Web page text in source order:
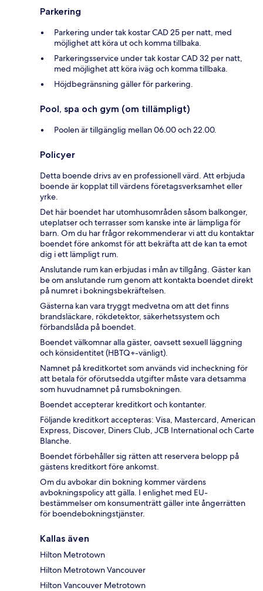
Parkering
Parkering under tak kostar CAD 25 per natt, med
möjlighet att köra ut och komma tillbaka.
Parkeringsservice under tak kostar CAD 32 per natt,
med möjlighet att köra iväg och komma tillbaka.
Höjdbegränsning gäller för parkering.
Pool, spa och gym (om tillämpligt)
Poolen är tillgänglig mellan 06.00 och 22.00.
Policyer
Detta boende drivs av en professionell värd. Att erbjuda
boende är kopplat till värdens företagsverksamhet eller
yrke.
Det här boendet har utomhusområden såsom balkonger,
uteplatser och terrasser som kanske inte är lämpliga för
barn. Om du har frågor rekommenderar vi att du kontaktar
boendet före ankomst för att bekräfta att de kan ta emot
dig i ett lämpligt rum.
Anslutande rum kan erbjudas i mån av tillgång. Gäster kan
be om anslutande rum genom att kontakta boendet direkt
på numret i bokningsbekräftelsen.
Gästerna kan vara tryggt medvetna om att det finns
brandsläckare, rökdetektor, säkerhetssystem och
förbandslåda på boendet.
Boendet välkomnar alla gäster, oavsett sexuell läggning
och könsidentitet (HBTQ+-vänligt).
Namnet på kreditkortet som används vid incheckning för
att betala för oförutsedda utgifter måste vara detsamma
som huvudnamnet på rumsbokningen.
Boendet accepterar kreditkort och kontanter.
Följande kreditkort accepteras: Visa, Mastercard, American
Express, Discover, Diners Club, JCB International och Carte
Blanche.
Boendet förbehåller sig rätten att reservera belopp på
gästens kreditkort före ankomst.
Om du avbokar din bokning kommer värdens
avbokningspolicy att gälla. I enlighet med EU-
bestämmelser om konsumenträtt gäller inte ångerrätten
för boendebokningstjänster.
Kallas även
Hilton Metrotown
Hilton Metrotown Vancouver
Hilton Vancouver Metrotown